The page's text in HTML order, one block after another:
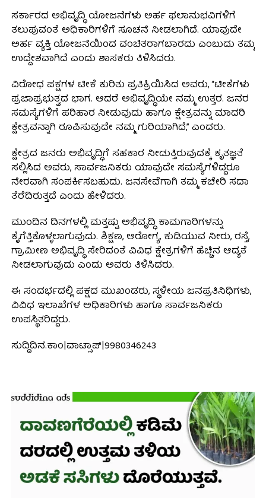
ಸರ್ಕಾರದ ಅಭಿವೃದ್ಧಿ ಯೋಜನೆಗಳು ಅರ್ಹ ಫಲಾನುಭವಿಗಳಿಗೆ
ತಲುಪುವಂತೆ ಅಧಿಕಾರಿಗಳಿಗೆ ಸೂಚನೆ ನೀಡಲಾಗಿದೆ. ಯಾವುದೇ
ಅರ್ಹ ವ್ಯಕ್ತಿ ಯೋಜನೆಯಿಂದ ವಂಚಿತರಾಗಬಾರದು ಎಂಬುದು ತಮ್ಮ
ಉದ್ದೇಶವಾಗಿದೆ ಎಂದು ಶಾಸಕರು ತಿಳಿಸಿದರು.
ವಿರೋಧ ಪಕ್ಷಗಳ ಟೀಕೆ ಕುರಿತು ಪ್ರತಿಕ್ರಿಯಿಸಿದ ಅವರು, “ಟೀಕೆಗಳು
ಪ್ರಜಾಪ್ರಭುತ್ವದ ಭಾಗ. ಆದರೆ ಅಭಿವೃದ್ಧಿಯೇ ನಮ್ಮ ಉತ್ತರ. ಜನರ
ಸಮಸ್ಯೆಗಳಿಗೆ ಪರಿಹಾರ ನೀಡುವುದು ಹಾಗೂ ಕ್ಷೇತ್ರವನ್ನು ಮಾದರಿ
ಕ್ಷೇತ್ರವನ್ನಾಗಿ ರೂಪಿಸುವುದೇ ನಮ್ಮ ಗುರಿಯಾಗಿದೆ,” ಎಂದರು.
ಕ್ಷೇತ್ರದ ಜನರು ಅಭಿವೃದ್ಧಿಗೆ ಸಹಕಾರ ನೀಡುತ್ತಿರುವುದಕ್ಕೆ ಕೃತಜ್ಞತೆ
ಸಲ್ಲಿಸಿದ ಅವರು, ಸಾರ್ವಜನಿಕರು ಯಾವುದೇ ಸಮಸ್ಯೆಗಳಿದ್ದರೂ
ನೇರವಾಗಿ ಸಂಪರ್ಕಿಸಬಹುದು. ಜನಸೇವೆಗಾಗಿ ತಮ್ಮ ಕಚೇರಿ ಸದಾ
ತೆರೆದಿರುತ್ತದೆ ಎಂದು ಹೇಳಿದರು.
ಮುಂದಿನ ದಿನಗಳಲ್ಲಿ ಮತ್ತಷ್ಟು ಅಭಿವೃದ್ಧಿ ಕಾಮಗಾರಿಗಳನ್ನು
ಕೈಗೆತ್ತಿಕೊಳ್ಳಲಾಗುವುದು. ಶಿಕ್ಷಣ, ಆರೋಗ್ಯ, ಕುಡಿಯುವ ನೀರು, ರಸ್ತೆ,
ಗ್ರಾಮೀಣ ಅಭಿವೃದ್ಧಿ ಸೇರಿದಂತೆ ವಿವಿಧ ಕ್ಷೇತ್ರಗಳಿಗೆ ಹೆಚ್ಚಿನ ಆದ್ಯತೆ
ನೀಡಲಾಗುವುದು ಎಂದು ಅವರು ತಿಳಿಸಿದರು.
ಈ ಸಂದರ್ಭದಲ್ಲಿ ಪಕ್ಷದ ಮುಖಂಡರು, ಸ್ಥಳೀಯ ಜನಪ್ರತಿನಿಧಿಗಳು,
ವಿವಿಧ ಇಲಾಖೆಗಳ ಅಧಿಕಾರಿಗಳು ಹಾಗೂ ಸಾರ್ವಜನಿಕರು
ಉಪಸ್ಥಿತರಿದ್ದರು.
ಸುದ್ದಿದಿನ.ಕಾಂ|ವಾಟ್ಸಾಪ್|9980346243